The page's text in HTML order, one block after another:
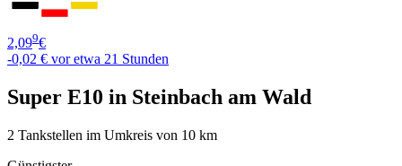
2,099€
-0,02 € vor etwa 21 Stunden
Super E10 in Steinbach am Wald
2 Tankstellen im Umkreis von 10 km